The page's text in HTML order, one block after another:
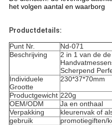
het volgen aantal en waarborg
Productdetails:
Punt Nr.
Nd-071
Beschrijving
2 in 1 van de
Scherpend
Individuele
Grootte
230*37*70mm
Productgewicht 220g
OEM/ODM
Ja en onthaal
Verpakking
kleurenvak of
gebruik
promotiegiften/